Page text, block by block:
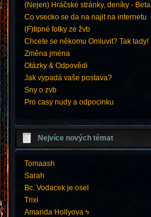
(Nejen) Hráčské stránky, deníky - Beta
Co vsecko se da na najit na internetu
(F)tipné fotky ze žvb
Chcete se někomu Omluvit? Tak tady!
Změna jména
Otázky & Odpovědi
Jak vypadá vaše postava?
Sny o zvb
Pro casy nudy a odpocinku
Nejvíce nových témat
Tomaash
Sarah
Bc. Vodacek je osel
Trixi
Amanda Hollyova ϟ